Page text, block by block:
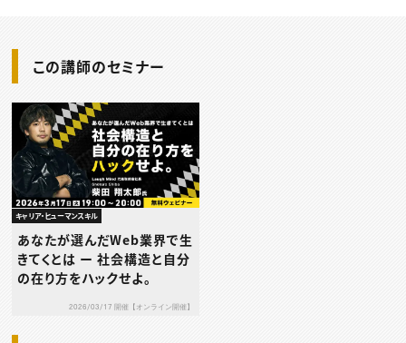
この講師のセミナー
キャリア・ヒューマンスキル
あなたが選んだWeb業界で生
きてくとは ー 社会構造と自分
の在り方をハックせよ。
2026/03/17 開催【オンライン開催】